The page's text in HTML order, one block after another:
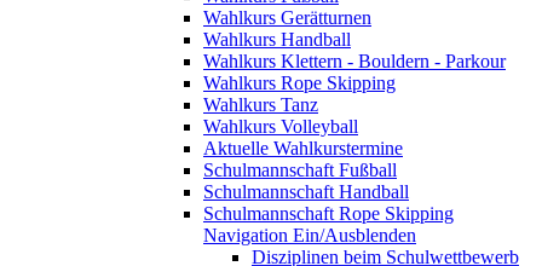
Wahlkurs Gerätturnen
Wahlkurs Handball
Wahlkurs Klettern - Bouldern - Parkour
Wahlkurs Rope Skipping
Wahlkurs Tanz
Wahlkurs Volleyball
Aktuelle Wahlkurstermine
Schulmannschaft Fußball
Schulmannschaft Handball
Schulmannschaft Rope Skipping
Navigation Ein/Ausblenden
Disziplinen beim Schulwettbewerb